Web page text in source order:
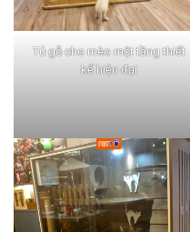
Tủ gỗ cho mèo một tầng thiết
kế hiện đại